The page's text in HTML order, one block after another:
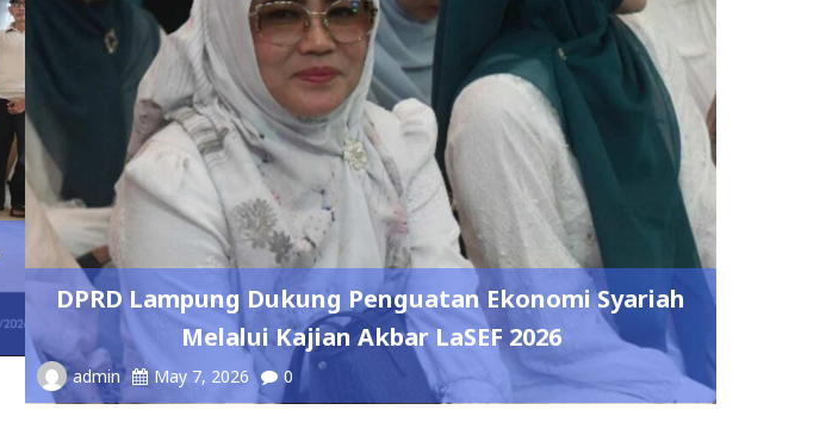
DPRD Lampung Dukung Penguatan Ekonomi Syariah
Melalui Kajian Akbar LaSEF 2026
admin May 7, 2026 0